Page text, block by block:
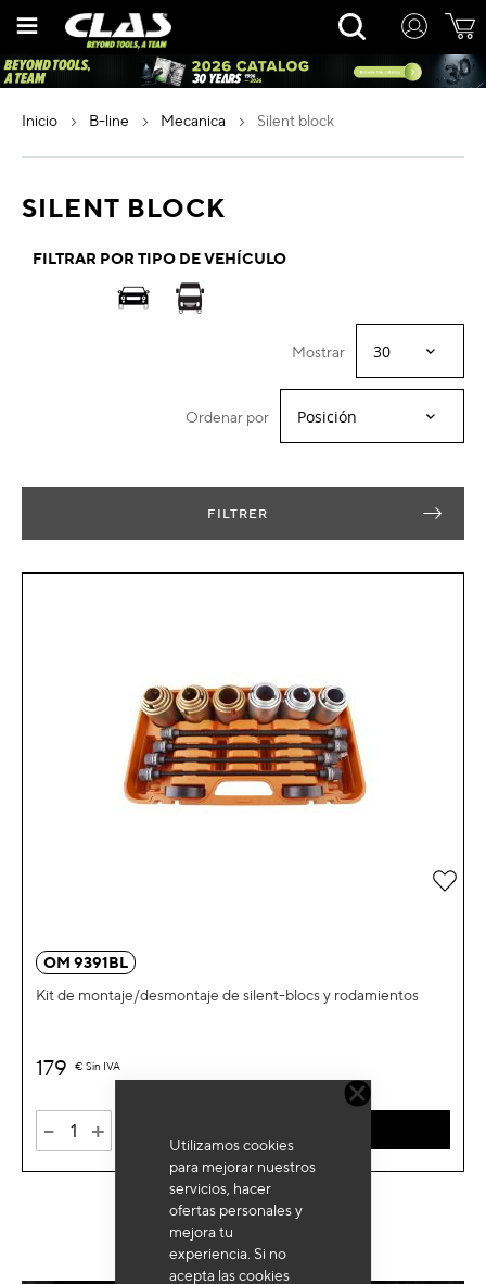
Utilizamos cookies
para mejorar nuestros
servicios, hacer
ofertas personales y
mejora tu
experiencia. Si no
acepta las cookies
Rechercher
inicio b-line mecanica silent block
SILENT BLOCK
FILTRAR POR TIPO DE VEHÍCULO
Mostrar
Ordenar por
FILTRER
OM 9391BL
Kit de montaje/desmontaje de silent-blocs y rodamientos
179 € Sin IVA
- +